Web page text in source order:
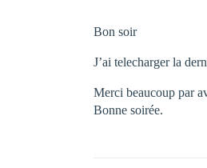
Bon soir
J’ai telecharger la
Merci beaucoup par
Bonne soirée.